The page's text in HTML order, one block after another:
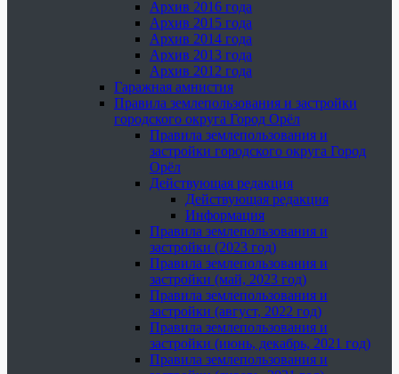
Архив 2016 года
Архив 2015 года
Архив 2014 года
Архив 2013 года
Архив 2012 года
Гаражная амнистия
Правила землепользования и застройки
городского округа Город Орёл
Правила землепользования и
застройки городского округа Город
Орёл
Действующая редакция
Действующая редакция
Информация
Правила землепользования и
застройки (2023 год)
Правила землепользования и
застройки (май, 2023 год)
Правила землепользования и
застройки (август, 2022 год)
Правила землепользования и
застройки (июнь, декабрь, 2021 год)
Правила землепользования и